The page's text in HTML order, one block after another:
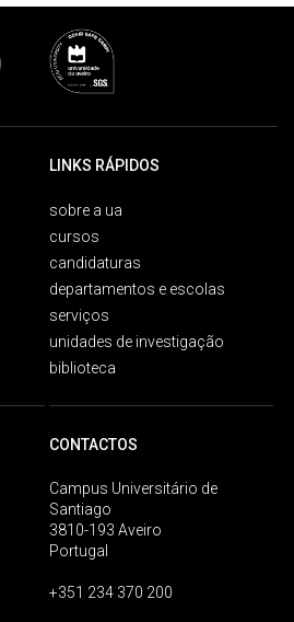
LINKS RÁPIDOS
sobre a ua
cursos
candidaturas
departamentos e escolas
serviços
unidades de investigação
biblioteca
CONTACTOS
Campus Universitário de
Santiago
3810-193 Aveiro
Portugal
+351 234 370 200